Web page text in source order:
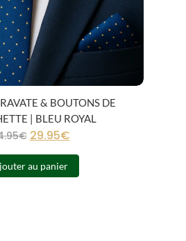
& BOUTONS DE
| BLEU ROYAL
€ 29.95€
au panier